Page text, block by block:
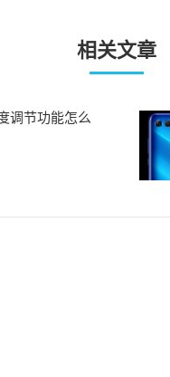
相关文章
调节功能怎么